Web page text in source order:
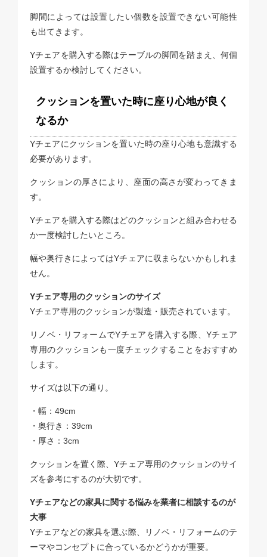
脚間によっては設置したい個数を設置できない可能性
も出てきます。
Yチェアを購入する際はテーブルの脚間を踏まえ、何個
設置するか検討してください。
クッションを置いた時に座り心地が良く
なるか
Yチェアにクッションを置いた時の座り心地も意識する
必要があります。
クッションの厚さにより、座面の高さが変わってきま
す。
Yチェアを購入する際はどのクッションと組み合わせる
か一度検討したいところ。
幅や奥行きによってはYチェアに収まらないかもしれま
せん。
Yチェア専用のクッションのサイズ
Yチェア専用のクッションが製造・販売されています。
リノベ・リフォームでYチェアを購入する際、Yチェア
専用のクッションも一度チェックすることをおすすめ
します。
サイズは以下の通り。
・幅：49cm
・奥行き：39cm
・厚さ：3cm
クッションを置く際、Yチェア専用のクッションのサイ
ズを参考にするのが大切です。
Yチェアなどの家具に関する悩みを業者に相談するのが
大事
Yチェアなどの家具を選ぶ際、リノベ・リフォームのテ
ーマやコンセプトに合っているかどうかが重要。